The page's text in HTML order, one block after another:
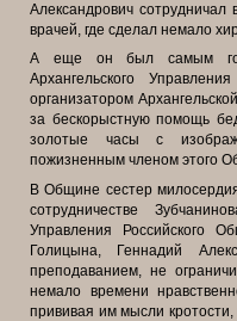
Александрович сотрудничал
врачей, где сделал немало
А еще он был самым
Архангельского
организатором
за бескорыстную помощь
золотые часы с
пожизненным членом этого
В Общине сестер
сотрудничестве
Управления Российского
Голицына, Геннадий
преподаванием, не
немало времени
прививая им мысли